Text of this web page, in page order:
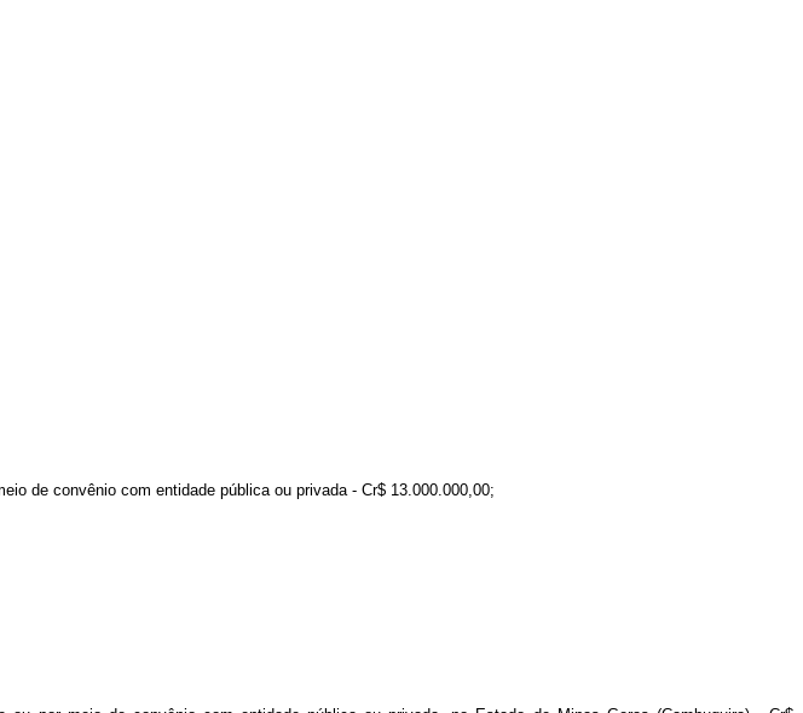
de convênio com entidade pública ou privada - Cr$ 13.000.000,00;